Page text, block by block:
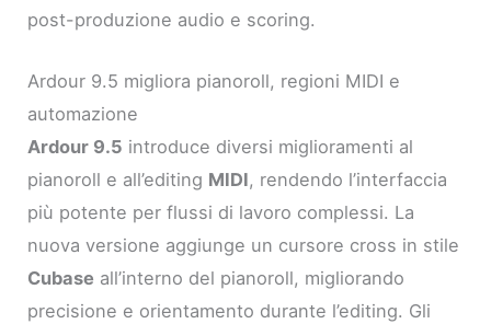
post-produzione audio e scoring.
Ardour 9.5 migliora pianoroll, regioni MIDI e
automazione
Ardour 9.5 introduce diversi miglioramenti al
pianoroll e all’editing MIDI, rendendo l’interfaccia
più potente per flussi di lavoro complessi. La
nuova versione aggiunge un cursore cross in stile
Cubase all’interno del pianoroll, migliorando
precisione e orientamento durante l’editing. Gli